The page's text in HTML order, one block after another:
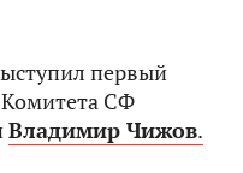
первый
Комитета СФ
Владимир Чижов.